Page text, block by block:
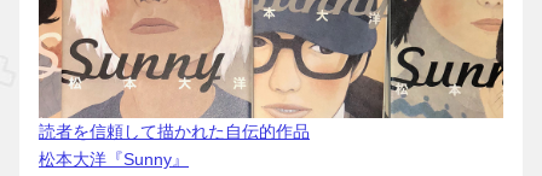
読者を信頼して描かれた自伝的作品
松本大洋『Sunny』